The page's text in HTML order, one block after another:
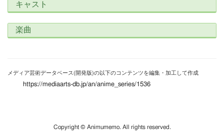
キャスト
楽曲
メディア芸術データベース(開発版)の以下のコンテンツを編集・加工して作成
https://mediaarts-db.jp/an/anime_series/1536
Copyright © Animumemo. All rights reserved.